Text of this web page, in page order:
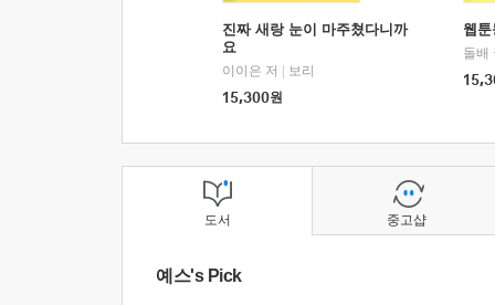
진짜 새랑 눈이 마주쳤다니까
요
이이은 저
보리
15,300원
웹
돌배
도서
예스's Pick
중고샵